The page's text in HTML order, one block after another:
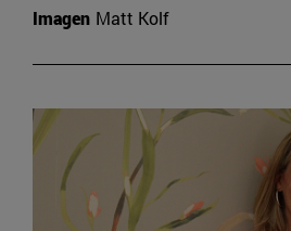
Imagen Matt Kolf